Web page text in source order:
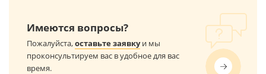
Имеются вопросы?
Пожалуйста,оставьте заявкуи мы
проконсультируем вас в удобное для вас
время.